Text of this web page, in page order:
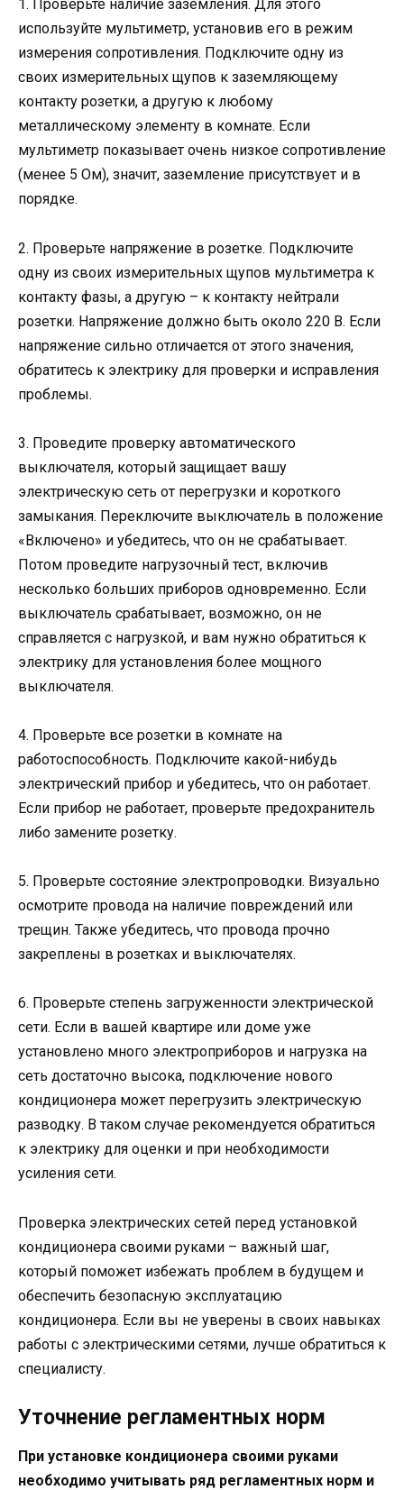
1. Проверьте наличие заземления. Для этого
используйте мультиметр, установив его в режим
измерения сопротивления. Подключите одну из
своих измерительных щупов к заземляющему
контакту розетки, а другую к любому
металлическому элементу в комнате. Если
мультиметр показывает очень низкое сопротивление
(менее 5 Ом), значит, заземление присутствует и в
порядке.
2. Проверьте напряжение в розетке. Подключите
одну из своих измерительных щупов мультиметра к
контакту фазы, а другую – к контакту нейтрали
розетки. Напряжение должно быть около 220 В. Если
напряжение сильно отличается от этого значения,
обратитесь к электрику для проверки и исправления
проблемы.
3. Проведите проверку автоматического
выключателя, который защищает вашу
электрическую сеть от перегрузки и короткого
замыкания. Переключите выключатель в положение
«Включено» и убедитесь, что он не срабатывает.
Потом проведите нагрузочный тест, включив
несколько больших приборов одновременно. Если
выключатель срабатывает, возможно, он не
справляется с нагрузкой, и вам нужно обратиться к
электрику для установления более мощного
выключателя.
4. Проверьте все розетки в комнате на
работоспособность. Подключите какой-нибудь
электрический прибор и убедитесь, что он работает.
Если прибор не работает, проверьте предохранитель
либо замените розетку.
5. Проверьте состояние электропроводки. Визуально
осмотрите провода на наличие повреждений или
трещин. Также убедитесь, что провода прочно
закреплены в розетках и выключателях.
6. Проверьте степень загруженности электрической
сети. Если в вашей квартире или доме уже
установлено много электроприборов и нагрузка на
сеть достаточно высока, подключение нового
кондиционера может перегрузить электрическую
разводку. В таком случае рекомендуется обратиться
к электрику для оценки и при необходимости
усиления сети.
Проверка электрических сетей перед установкой
кондиционера своими руками – важный шаг,
который поможет избежать проблем в будущем и
обеспечить безопасную эксплуатацию
кондиционера. Если вы не уверены в своих навыках
работы с электрическими сетями, лучше обратиться к
специалисту.
Уточнение регламентных норм
При установке кондиционера своими руками
необходимо учитывать ряд регламентных норм и